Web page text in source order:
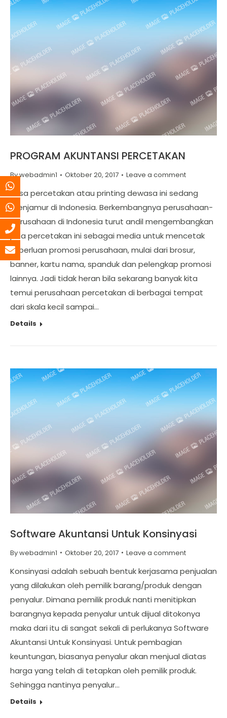
PROGRAM AKUNTANSI PERCETAKAN
Bywebadmin1 Oktober 20, 2017 Leave a comment
Jasa percetakan atau printing dewasa ini sedang
menjamur di Indonesia. Berkembangnya perusahaan-
perusahaan di Indonesia turut andil mengembangkan
jasa percetakan ini sebagai media untuk mencetak
keperluan promosi perusahaan, mulai dari brosur,
banner, kartu nama, spanduk dan pelengkap promosi
lainnya. Jadi tidak heran bila sekarang banyak kita
temui perusahaan percetakan di berbagai tempat
dari skala kecil sampai…
Details
Software Akuntansi Untuk Konsinyasi
Bywebadmin1 Oktober 20, 2017 Leave a comment
Konsinyasi adalah sebuah bentuk kerjasama penjualan
yang dilakukan oleh pemilik barang/produk dengan
penyalur. Dimana pemilik produk nanti menitipkan
barangnya kepada penyalur untuk dijual ditokonya
maka dari itu di sangat sekali di perlukanya Software
Akuntansi Untuk Konsinyasi. Untuk pembagian
keuntungan, biasanya penyalur akan menjual diatas
harga yang telah di tetapkan oleh pemilik produk.
Sehingga nantinya penyalur…
Details